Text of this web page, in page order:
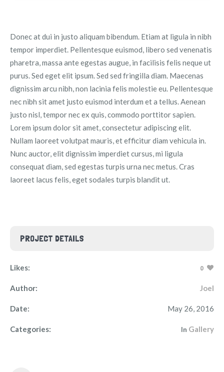
Donec at dui in justo aliquam bibendum. Etiam at ligula in nibh
tempor imperdiet. Pellentesque euismod, libero sed venenatis
pharetra, massa ante egestas augue, in facilisis felis neque ut
purus. Sed eget elit ipsum. Sed sed fringilla diam. Maecenas
dignissim arcu nibh, non lacinia felis molestie eu. Pellentesque
nec nibh sit amet justo euismod interdum et a tellus. Aenean
justo nisl, tempor nec ex quis, commodo porttitor sapien.
Lorem ipsum dolor sit amet, consectetur adipiscing elit.
Nullam laoreet volutpat mauris, et efficitur diam vehicula in.
Nunc auctor, elit dignissim imperdiet cursus, mi ligula
consequat diam, sed egestas turpis urna nec metus. Cras
laoreet lacus felis, eget sodales turpis blandit ut.
PROJECT DETAILS
Likes: 0
Author: Joel
Date: May 26, 2016
Categories: In Gallery